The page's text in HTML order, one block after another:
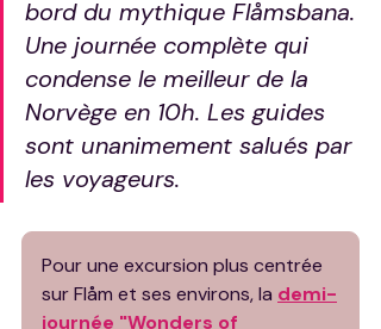
bord du mythique Flåmsbana.
Une journée complète qui
condense le meilleur de la
Norvège en 10h. Les guides
sont unanimement salués par
les voyageurs.
Pour une excursion plus centrée
sur Flåm et ses environs, la demi-
journée "Wonders of